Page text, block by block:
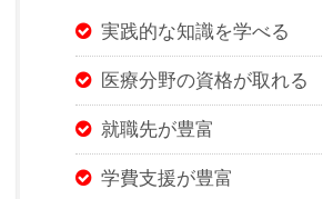
実践的な知識を学べる
医療分野の資格が取れる
就職先が豊富
学費支援が豊富